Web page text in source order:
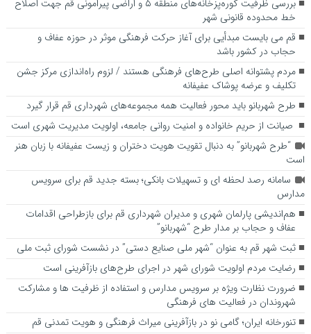
بررسی ظرفیت کوره‌پزخانه‌های منطقه ۵ و اراضی پیرامونی قم جهت اصلاح
خط محدوده قانونی شهر
قم می بایست مبدأیی برای آغاز حرکت فرهنگی موثر در حوزه عفاف و
حجاب در کشور باشد
مردم پشتوانه اصلی طرح‌های فرهنگی هستند / لزوم راه‌اندازی مرکز جشن
تکلیف و عرضه پوشاک عفیفانه
طرح شهربانو باید محور فعالیت همه مجموعه‌های شهرداری قم قرار گیرد
صیانت از حریم خانواده و امنیت روانی جامعه، اولویت مدیریت شهری است
“طرح شهربانو” به دنبال تقویت هویت دختران و زیست عفیفانه با زبان هنر
است
سامانه رصد لحظه ای و تسهیلات بانکی؛ بسته جدید قم برای سرویس
مدارس
هم‌اندیشی پارلمان شهری و مدیران شهرداری قم برای بازطراحی اقدامات
عفاف و حجاب بر مدار طرح “شهربانو”
ثبت شهر قم به عنوان “شهر ملی صنایع دستی” در نشست شورای ثبت ملی
رضایت مردم اولویت شورای شهر در اجرای طرح‌های بازآفرینی است
ضرورت نظارت ویژه بر سرویس مدارس و استفاده از ظرفیت ها و مشارکت
شهروندان در فعالیت های فرهنگی
تنورخانه ایران؛ گامی نو در بازآفرینی میراث فرهنگی و هویت تمدنی قم